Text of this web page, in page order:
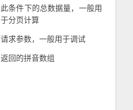
此条件下的总数据量，一般用
于分页计算
请求参数，一般用于调试
返回的拼音数组